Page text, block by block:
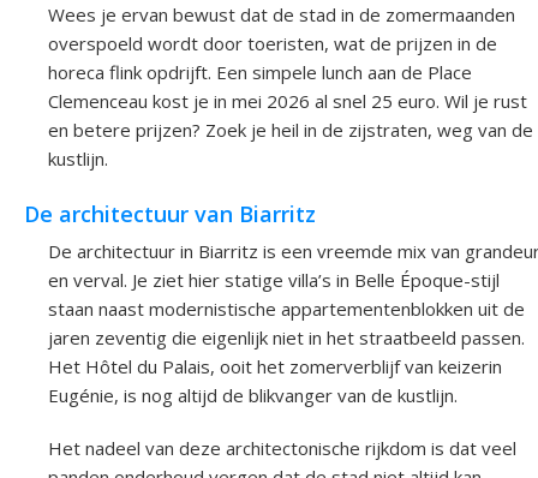
Wees je ervan bewust dat de stad in de zomermaanden
overspoeld wordt door toeristen, wat de prijzen in de
horeca flink opdrijft. Een simpele lunch aan de Place
Clemenceau kost je in mei 2026 al snel 25 euro. Wil je rust
en betere prijzen? Zoek je heil in de zijstraten, weg van de
kustlijn.
De architectuur van Biarritz
De architectuur in Biarritz is een vreemde mix van
en verval. Je ziet hier statige villa’s in Belle Époque-stijl
staan naast modernistische appartementenblokken uit de
jaren zeventig die eigenlijk niet in het straatbeeld passen.
Het Hôtel du Palais, ooit het zomerverblijf van keizerin
Eugénie, is nog altijd de blikvanger van de kustlijn.
Het nadeel van deze architectonische rijkdom is dat veel